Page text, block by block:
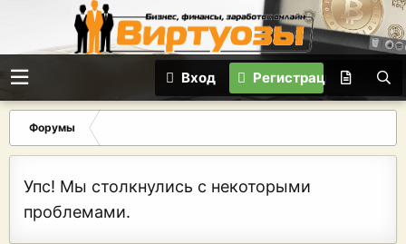
Вход Регистрация
Форумы
Упс! Мы столкнулись с некоторыми
проблемами.